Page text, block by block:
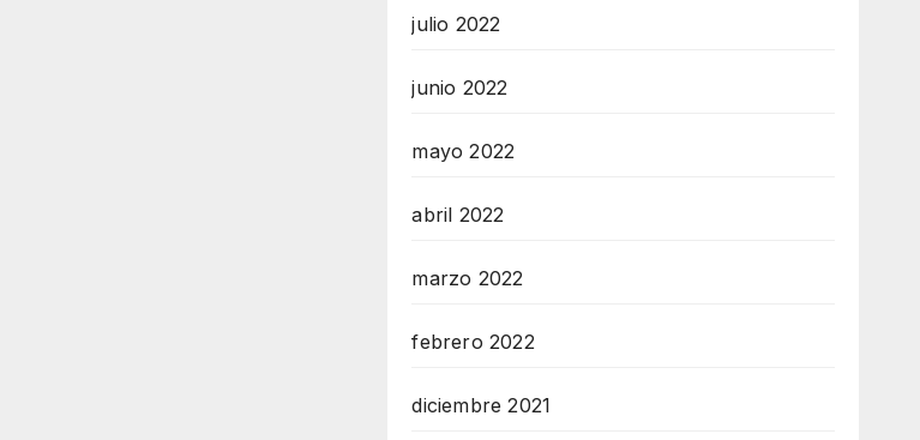
julio 2022
junio 2022
mayo 2022
abril 2022
marzo 2022
febrero 2022
diciembre 2021